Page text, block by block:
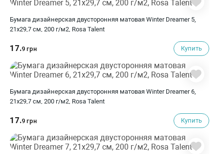
Бумага дизайнерская двусторонняя матовая Winter Dreamer 5,
21х29,7 см, 200 г/м2, Rosa Talent
17.9 грн Купить
Бумага дизайнерская двусторонняя матовая Winter Dreamer 6,
21х29,7 см, 200 г/м2, Rosa Talent
17.9 грн Купить